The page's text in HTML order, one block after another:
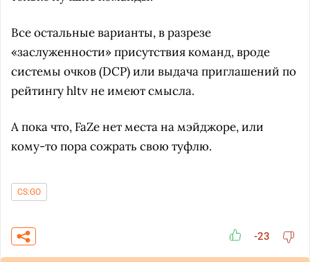
Все остальные варианты, в разрезе
«заслуженности» присутствия команд, вроде
системы очков (DCP) или выдача приглашений по
рейтингу hltv не имеют смысла.
А пока что, FaZe нет места на мэйджоре, или
кому-то пора сожрать свою туфлю.
CS:GO
-23